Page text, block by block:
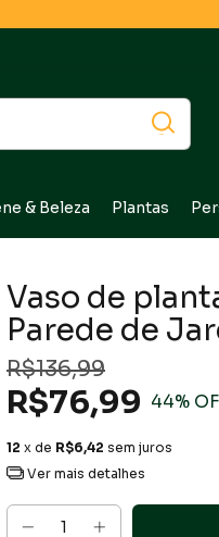
& Beleza Plantas
Vaso de
Parede de
R$136,99
R$76,99 44%
12 x de R$6,42 sem juros
Ver mais detalhes